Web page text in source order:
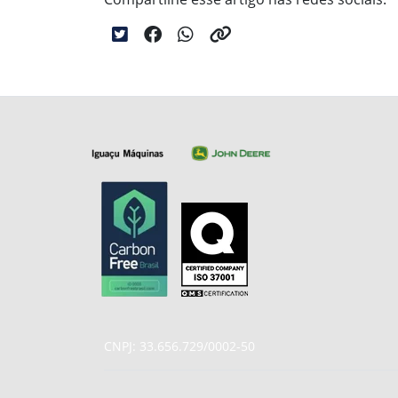
CNPJ: 33.656.729/0002-50